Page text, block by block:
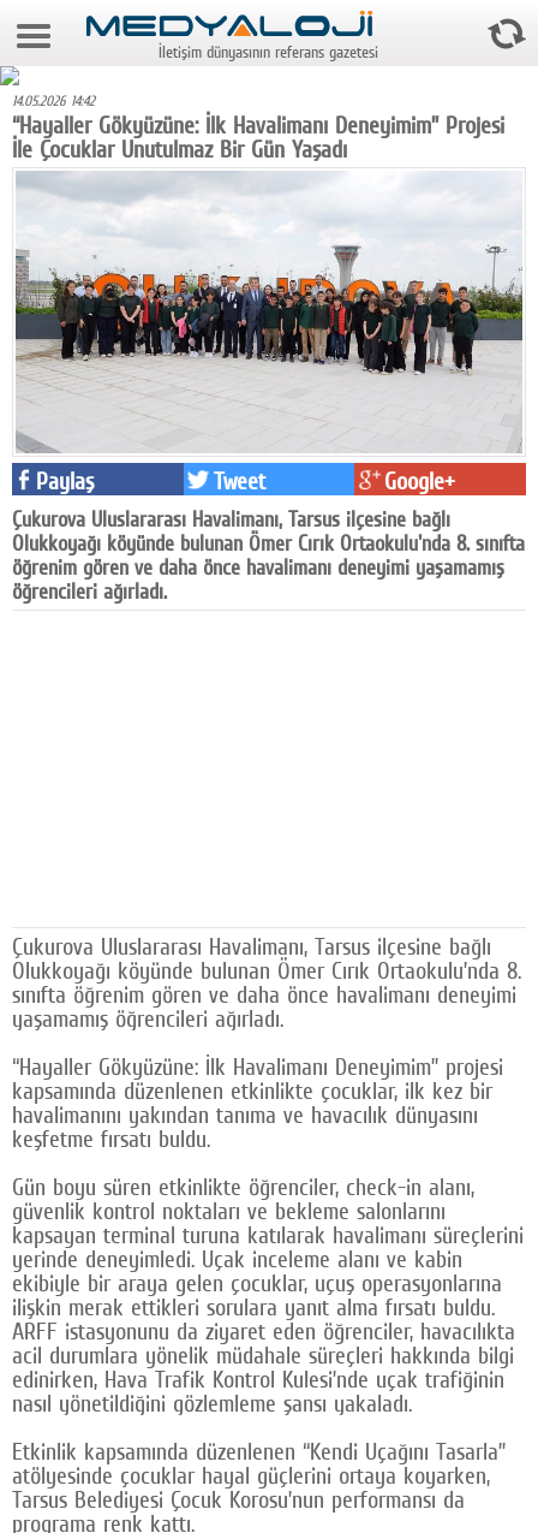
7 Ağustos 2026 22:10:09
Foto Galeri
Video Galeri
Gazeteler
Medya
Reyting-tiraj
Teknoloji
Televizyon
Dünya
Pr
Facebook
Diziler
SOSYAL MEDYA
Facebook
Twitter
Google Plus
© 2026 TÜM HAKLARI SAKLIDIR
İletişim dünyasının referans gazetesi
14.05.2026 14:42
“Hayaller Gökyüzüne: İlk Havalimanı Deneyimim” Projesi
İle Çocuklar Unutulmaz Bir Gün Yaşadı
Paylaş Tweet Google+
Çukurova Uluslararası Havalimanı, Tarsus ilçesine bağlı
Olukkoyağı köyünde bulunan Ömer Cırık Ortaokulu'nda 8. sınıfta
öğrenim gören ve daha önce havalimanı deneyimi yaşamamış
öğrencileri ağırladı.
Çukurova Uluslararası Havalimanı, Tarsus ilçesine bağlı
Olukkoyağı köyünde bulunan Ömer Cırık Ortaokulu’nda 8.
sınıfta öğrenim gören ve daha önce havalimanı deneyimi
yaşamamış öğrencileri ağırladı.
“Hayaller Gökyüzüne: İlk Havalimanı Deneyimim” projesi
kapsamında düzenlenen etkinlikte çocuklar, ilk kez bir
havalimanını yakından tanıma ve havacılık dünyasını
keşfetme fırsatı buldu.
Gün boyu süren etkinlikte öğrenciler, check-in alanı,
güvenlik kontrol noktaları ve bekleme salonlarını
kapsayan terminal turuna katılarak havalimanı süreçlerini
yerinde deneyimledi. Uçak inceleme alanı ve kabin
ekibiyle bir araya gelen çocuklar, uçuş operasyonlarına
ilişkin merak ettikleri sorulara yanıt alma fırsatı buldu.
ARFF istasyonunu da ziyaret eden öğrenciler, havacılıkta
acil durumlara yönelik müdahale süreçleri hakkında bilgi
edinirken, Hava Trafik Kontrol Kulesi’nde uçak trafiğinin
nasıl yönetildiğini gözlemleme şansı yakaladı.
Etkinlik kapsamında düzenlenen “Kendi Uçağını Tasarla”
atölyesinde çocuklar hayal güçlerini ortaya koyarken,
Tarsus Belediyesi Çocuk Korosu’nun performansı da
programa renk kattı.